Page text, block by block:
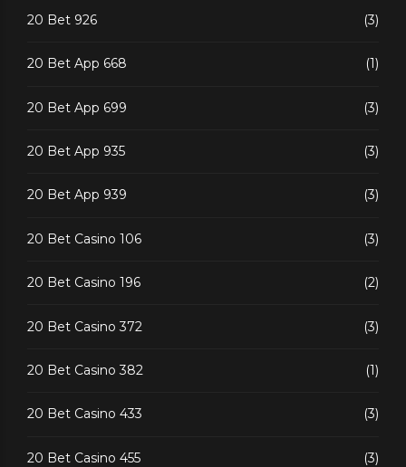
20 Bet 926 (3)
20 Bet App 668 (1)
20 Bet App 699 (3)
20 Bet App 935 (3)
20 Bet App 939 (3)
20 Bet Casino 106 (3)
20 Bet Casino 196 (2)
20 Bet Casino 372 (3)
20 Bet Casino 382 (1)
20 Bet Casino 433 (3)
20 Bet Casino 455 (3)